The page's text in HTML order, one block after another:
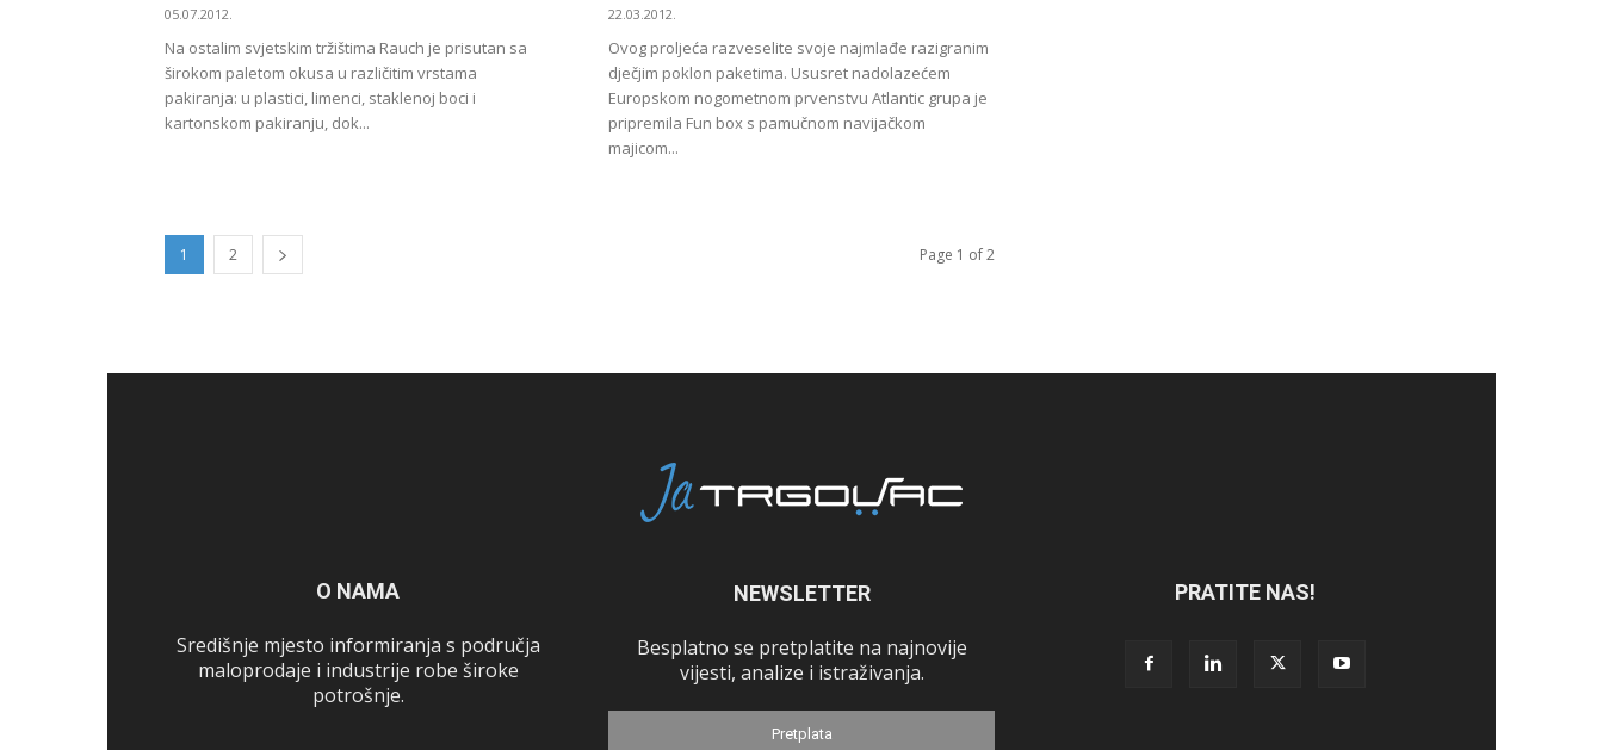
05.07.2012.
Na ostalim svjetskim tržištima Rauch je prisutan sa
širokom paletom okusa u različitim vrstama
pakiranja: u plastici, limenci, staklenoj boci i
kartonskom pakiranju, dok...
22.03.2012.
Ovog proljeća razveselite svoje najmlađe razigranim
dječjim poklon paketima. Ususret nadolazećem
Europskom nogometnom prvenstvu Atlantic grupa je
pripremila Fun box s pamučnom navijačkom
majicom...
1 2 Page 1 of 2
O NAMA
Središnje mjesto informiranja s područja
maloprodaje i industrije robe široke
potrošnje.
NEWSLETTER
Besplatno se pretplatite na najnovije
vijesti, analize i istraživanja.
Pretplata
PRATITE NAS!